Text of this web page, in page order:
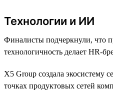
Технологии и ИИ
Финалисты подчеркнули, что
технологичность делает HR-
X5 Group создала экосистему
точках продуктовых сетей